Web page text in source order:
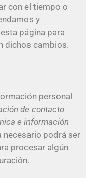
con el tiempo o
y
página para
dichos cambios.
personal
de contacto
e información
necesario podrá ser
procesar algún